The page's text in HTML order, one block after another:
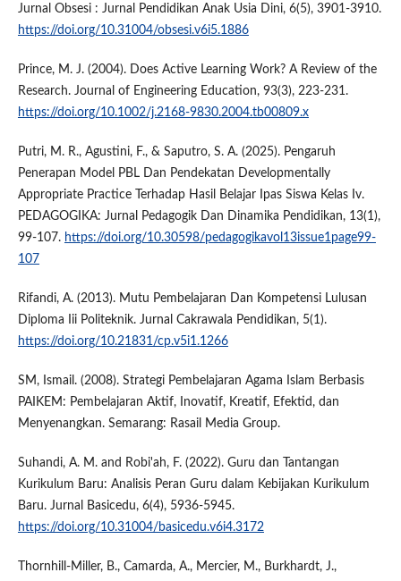
Jurnal Obsesi : Jurnal Pendidikan Anak Usia Dini, 6(5), 3901-3910.
https://doi.org/10.31004/obsesi.v6i5.1886
Prince, M. J. (2004). Does Active Learning Work? A Review of the
Research. Journal of Engineering Education, 93(3), 223-231.
https://doi.org/10.1002/j.2168-9830.2004.tb00809.x
Putri, M. R., Agustini, F., & Saputro, S. A. (2025). Pengaruh
Penerapan Model PBL Dan Pendekatan Developmentally
Appropriate Practice Terhadap Hasil Belajar Ipas Siswa Kelas Iv.
PEDAGOGIKA: Jurnal Pedagogik Dan Dinamika Pendidikan, 13(1),
99-107. https://doi.org/10.30598/pedagogikavol13issue1page99-
107
Rifandi, A. (2013). Mutu Pembelajaran Dan Kompetensi Lulusan
Diploma Iii Politeknik. Jurnal Cakrawala Pendidikan, 5(1).
https://doi.org/10.21831/cp.v5i1.1266
SM, Ismail. (2008). Strategi Pembelajaran Agama Islam Berbasis
PAIKEM: Pembelajaran Aktif, Inovatif, Kreatif, Efektid, dan
Menyenangkan. Semarang: Rasail Media Group.
Suhandi, A. M. and Robi'ah, F. (2022). Guru dan Tantangan
Kurikulum Baru: Analisis Peran Guru dalam Kebijakan Kurikulum
Baru. Jurnal Basicedu, 6(4), 5936-5945.
https://doi.org/10.31004/basicedu.v6i4.3172
Thornhill-Miller, B., Camarda, A., Mercier, M., Burkhardt, J.,